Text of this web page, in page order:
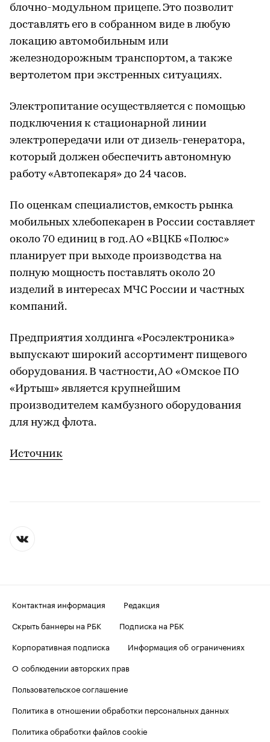
блочно-модульном прицепе. Это позволит
доставлять его в собранном виде в любую
локацию автомобильным или
железнодорожным транспортом, а также
вертолетом при экстренных ситуациях.
Электропитание осуществляется с помощью
подключения к стационарной линии
электропередачи или от дизель-генератора,
который должен обеспечить автономную
работу «Автопекаря» до 24 часов.
По оценкам специалистов, емкость рынка
мобильных хлебопекарен в России составляет
около 70 единиц в год. АО «ВЦКБ «Полюс»
планирует при выходе производства на
полную мощность поставлять около 20
изделий в интересах МЧС России и частных
компаний.
Предприятия холдинга «Росэлектроника»
выпускают широкий ассортимент пищевого
оборудования. В частности, АО «Омское ПО
«Иртыш» является крупнейшим
производителем камбузного оборудования
для нужд флота.
Источник
Контактная информация
Редакция
Скрыть баннеры на РБК
Подписка на РБК
Корпоративная подписка
Информация об ограничениях
О соблюдении авторских прав
Пользовательское соглашение
Политика в отношении обработки персональных данных
Политика обработки файлов cookie